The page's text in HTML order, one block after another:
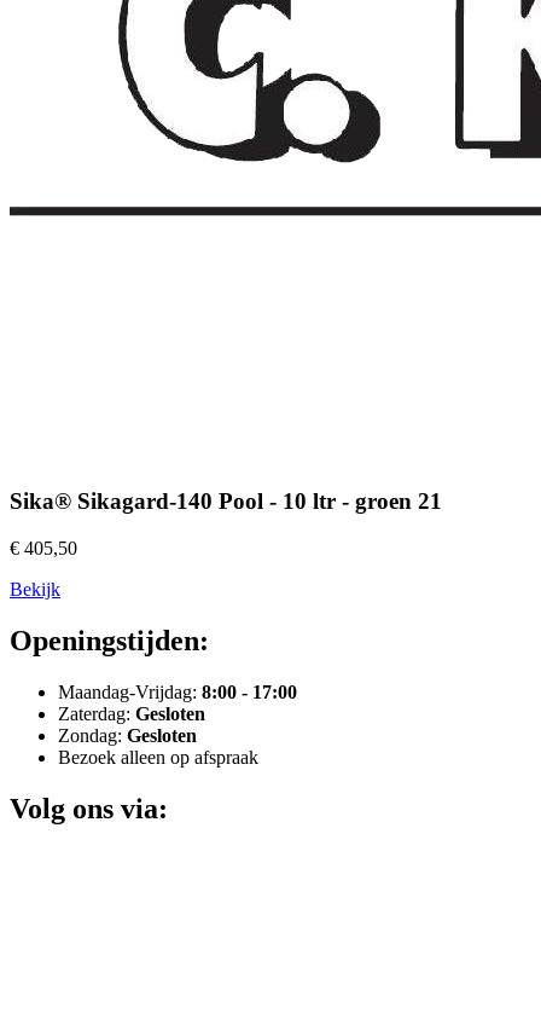
Sika® Sikagard-140 Pool - 10 ltr - groen 21
€ 405,50
Bekijk
Openingstijden:
Maandag-Vrijdag: 8:00 - 17:00
Zaterdag: Gesloten
Zondag: Gesloten
Bezoek alleen op afspraak
Volg ons via: